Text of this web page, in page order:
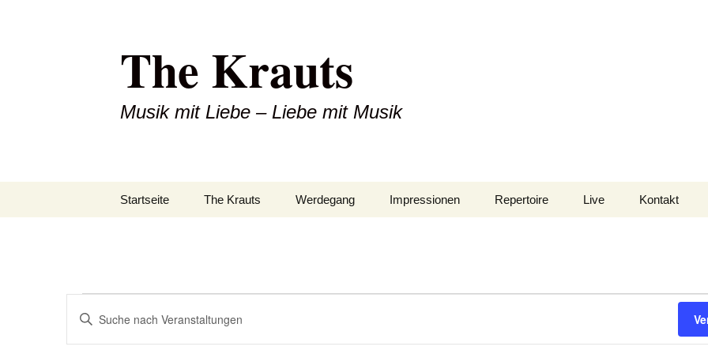
The Krauts
Musik mit Liebe – Liebe mit Musik
Startseite The Krauts Werdegang Impressionen Repertoire Live Kontakt
Veranstaltungen
Veranstaltungen
Suche
Bitte